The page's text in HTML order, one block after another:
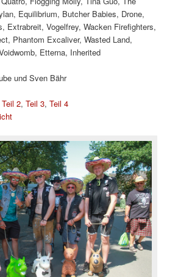
Equilibrium, Butcher Babies, Drone,
Extrabreit, Vogelfrey, Wacken Firefighters,
Phantom Excaliver, Wasted Land,
Etterna, Inherited
und Sven Bähr
Teil 2,Teil 3,Teil 4